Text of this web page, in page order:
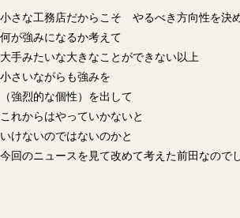
小さな工務店だからこそ やるべき方向性を決
何が強みになるか考えて
大手みたいな大きなことができない以上
小さいながらも強みを
（強烈的な個性）を出して
これからはやっていかないと
いけないのではないのかと
今回のニュースを見て改めて考えた前田なのでし